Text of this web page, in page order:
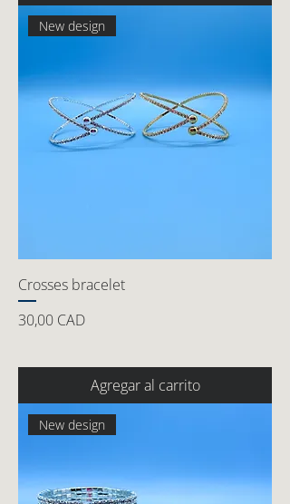
New design
Crosses bracelet
Precio
30,00 CAD
Agregar al carrito
New design